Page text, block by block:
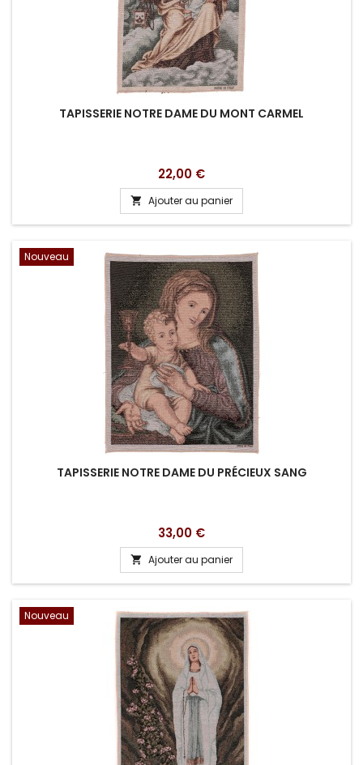
TAPISSERIE NOTRE DAME DU MONT CARMEL
Prix
22,00 €
 Ajouter au panier
Nouveau
TAPISSERIE NOTRE DAME DU PRÉCIEUX SANG
Prix
33,00 €
 Ajouter au panier
Nouveau